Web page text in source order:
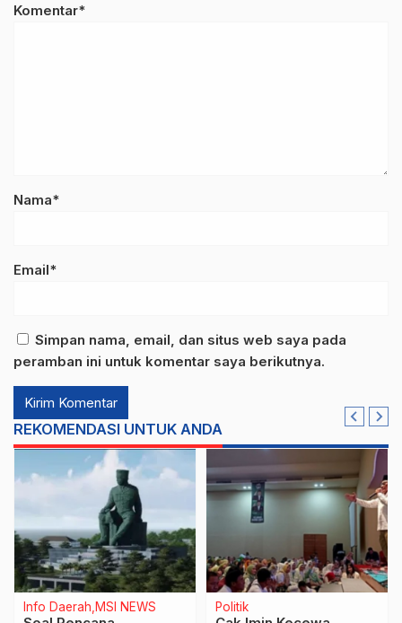
Komentar*
Nama*
Email*
Simpan nama, email, dan situs web saya pada
peramban ini untuk komentar saya berikutnya.
REKOMENDASI UNTUK ANDA
Info Daerah MSI NEWS Politik